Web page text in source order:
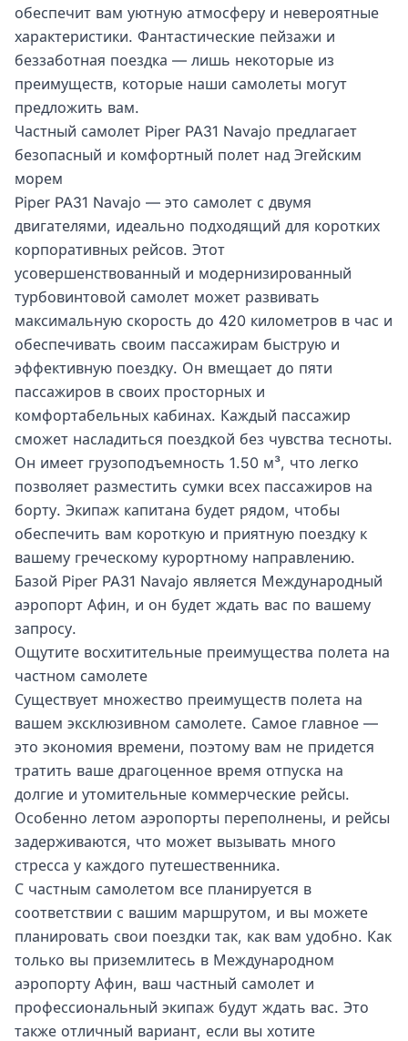
обеспечит вам уютную атмосферу и невероятные
характеристики. Фантастические пейзажи и
беззаботная поездка — лишь некоторые из
преимуществ, которые наши самолеты могут
предложить вам.
Частный самолет Piper PA31 Navajo предлагает
безопасный и комфортный полет над Эгейским
морем
Piper PA31 Navajo — это самолет с двумя
двигателями, идеально подходящий для коротких
корпоративных рейсов. Этот
усовершенствованный и модернизированный
турбовинтовой самолет может развивать
максимальную скорость до 420 километров в час и
обеспечивать своим пассажирам быструю и
эффективную поездку. Он вмещает до пяти
пассажиров в своих просторных и
комфортабельных кабинах. Каждый пассажир
сможет насладиться поездкой без чувства тесноты.
Он имеет грузоподъемность 1.50 м³, что легко
позволяет разместить сумки всех пассажиров на
борту. Экипаж капитана будет рядом, чтобы
обеспечить вам короткую и приятную поездку к
вашему греческому курортному направлению.
Базой Piper PA31 Navajo является Международный
аэропорт Афин, и он будет ждать вас по вашему
запросу.
Ощутите восхитительные преимущества полета на
частном самолете
Существует множество преимуществ полета на
вашем эксклюзивном самолете. Самое главное —
это экономия времени, поэтому вам не придется
тратить ваше драгоценное время отпуска на
долгие и утомительные коммерческие рейсы.
Особенно летом аэропорты переполнены, и рейсы
задерживаются, что может вызывать много
стресса у каждого путешественника.
С частным самолетом все планируется в
соответствии с вашим маршрутом, и вы можете
планировать свои поездки так, как вам удобно. Как
только вы приземлитесь в Международном
аэропорту Афин, ваш частный самолет и
профессиональный экипаж будут ждать вас. Это
также отличный вариант, если вы хотите